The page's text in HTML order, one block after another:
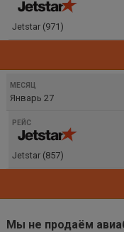
Jetstar (971)
Январь 27
Jetstar (857)
Мы не продаём